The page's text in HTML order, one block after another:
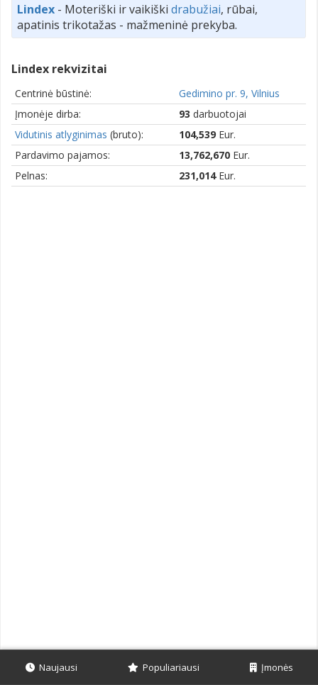
Lindex - Moteriški ir vaikiški drabužiai, rūbai,
apatinis trikotažas - mažmeninė prekyba.
Lindex rekvizitai
Centrinė būstinė:
Gedimino pr. 9, Vilnius
Įmonėje dirba:
93 darbuotojai
Vidutinis atlyginimas (bruto): 104,539 Eur.
Pardavimo pajamos:
13,762,670 Eur.
Pelnas:
231,014Eur.
Naujausi Populiariausi Įmonės